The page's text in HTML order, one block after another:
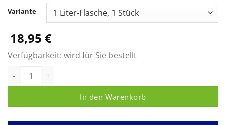
bis
42,45 €
Variante
18,95 €
Verfügbarkeit: wird für Sie bestellt
In den Warenkorb